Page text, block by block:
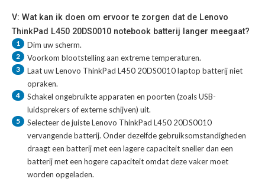
V: Wat kan ik doen om ervoor te zorgen dat de Lenovo
ThinkPad L450 20DS0010 notebook batterij langer meegaat?
1 Dim uw scherm.
2 Voorkom blootstelling aan extreme temperaturen.
3 Laat uwLenovo ThinkPad L450 20DS0010 laptop batterijniet
opraken.
4
Schakel ongebruikte apparaten en poorten (zoals USB-
luidsprekers of externe schijven) uit.
5 Selecteer de juisteLenovo ThinkPad L450 20DS0010
vervangende batterij. Onder dezelfde gebruiksomstandigheden
draagt een batterij met een lagere capaciteit sneller dan een
batterij met een hogere capaciteit omdat deze vaker moet
worden opgeladen.